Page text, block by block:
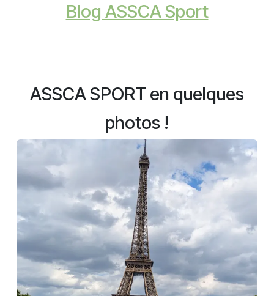
Blog ASSCA Sport
ASSCA SPORT en quelques
photos !